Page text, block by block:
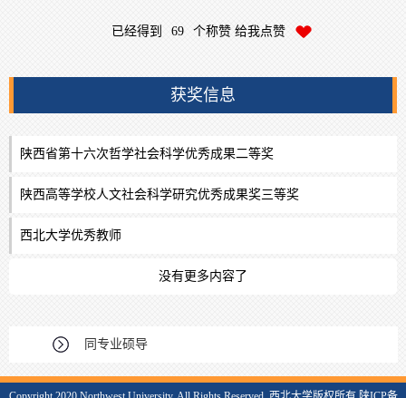
已经得到 69 个称赞 给我点赞
获奖信息
陕西省第十六次哲学社会科学优秀成果二等奖
陕西高等学校人文社会科学研究优秀成果奖三等奖
西北大学优秀教师
没有更多内容了
同专业硕导